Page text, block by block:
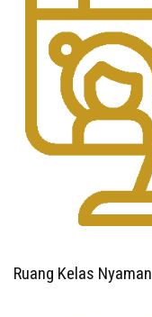
Ruang Kelas Nyaman